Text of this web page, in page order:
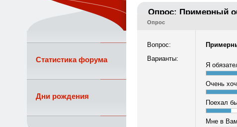
Опрос: Примерный
Опрос
Вопрос:
Варианты:
Я
Очень
Поехал
Мне в
Статистика форума
Дни рождения